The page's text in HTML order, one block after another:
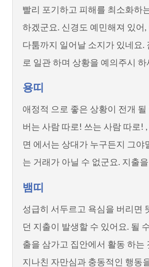
빨리 포기하고 피해를 최소화하
하겠군요. 신경도 예민해져 있어
다툼까지 일어날 소지가 있네요.
로 일관 하며 상황을 예의주시 하
용띠
애정적 으로 좋은 상황이 전개 될
버는 사람 따로! 쓰는 사람 따로!
면 에서는 상대가 누구든지 그야
는 거래가 아닐 수 없군요. 지출
뱀띠
성급히 서두르고 욕심을 버리면
던 지출이 발생할 수 있어요. 될
출을 삼가고 집안에서 활동 하는
지나친 자만심과 충동적인 행동